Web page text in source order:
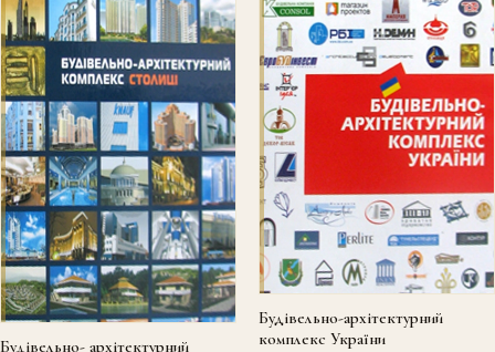
Будівельно- архітектурний
Будівельно-архітектурний
комплекс України